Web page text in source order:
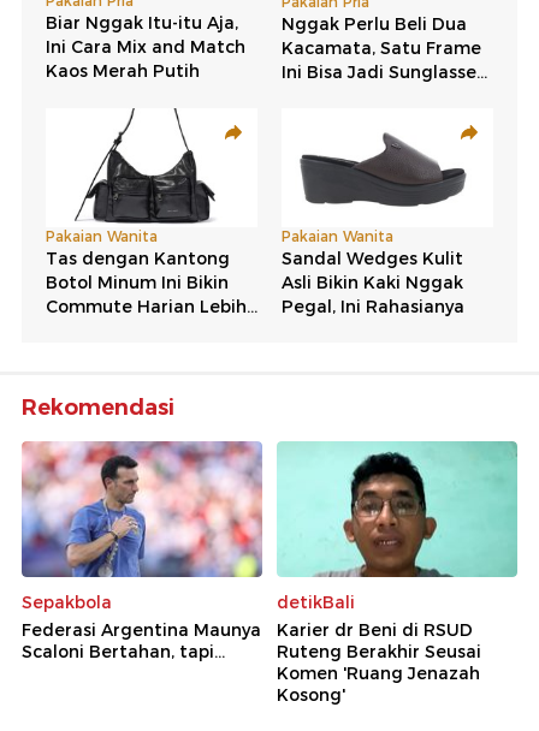
Rekomendasi
Sepakbola
Federasi Argentina Maunya
Scaloni Bertahan, tapi...
detikBali
Karier dr Beni di RSUD
Ruteng Berakhir Seusai
Komen 'Ruang Jenazah
Kosong'